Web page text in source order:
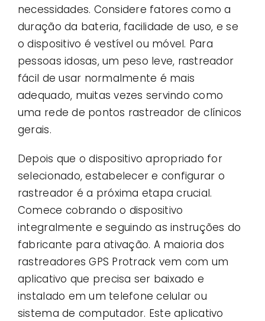
necessidades. Considere fatores como a
duração da bateria, facilidade de uso, e se
o dispositivo é vestível ou móvel. Para
pessoas idosas, um peso leve, rastreador
fácil de usar normalmente é mais
adequado, muitas vezes servindo como
uma rede de pontos rastreador de clínicos
gerais.
Depois que o dispositivo apropriado for
selecionado, estabelecer e configurar o
rastreador é a próxima etapa crucial.
Comece cobrando o dispositivo
integralmente e seguindo as instruções do
fabricante para ativação. A maioria dos
rastreadores GPS Protrack vem com um
aplicativo que precisa ser baixado e
instalado em um telefone celular ou
sistema de computador. Este aplicativo